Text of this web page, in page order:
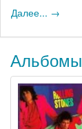
Далее... →
Альбомы